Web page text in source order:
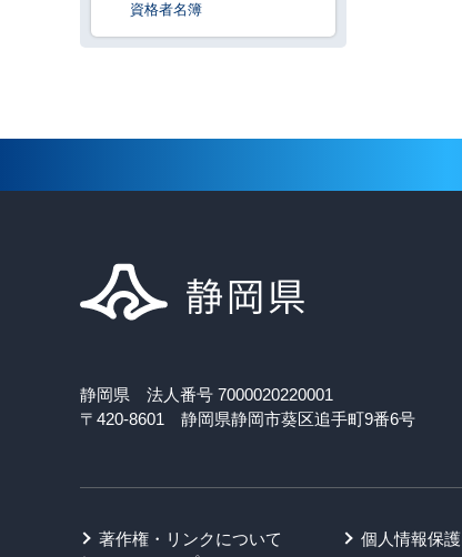
資格者名簿
静岡県 法人番号 7000020220001
〒420-8601 静岡県静岡市葵区追手町9番6号
著作権・リンクについて 個人情報保